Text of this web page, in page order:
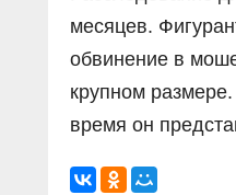
месяцев.
обвинение в
крупном
время он